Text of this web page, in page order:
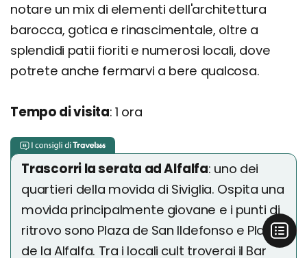
notare un mix di elementi dell'architettura
barocca, gotica e rinascimentale, oltre a
splendidi patii fioriti e numerosi locali, dove
potrete anche fermarvi a bere qualcosa.
Tempo di visita: 1 ora
Trascorri la serata ad Alfalfa: uno dei
quartieri della movida di Siviglia. Ospita una
movida principalmente giovane e i punti di
ritrovo sono Plaza de San Ildefonso e Plaza
de la Alfalfa. Tra i locali cult troverai il Bar